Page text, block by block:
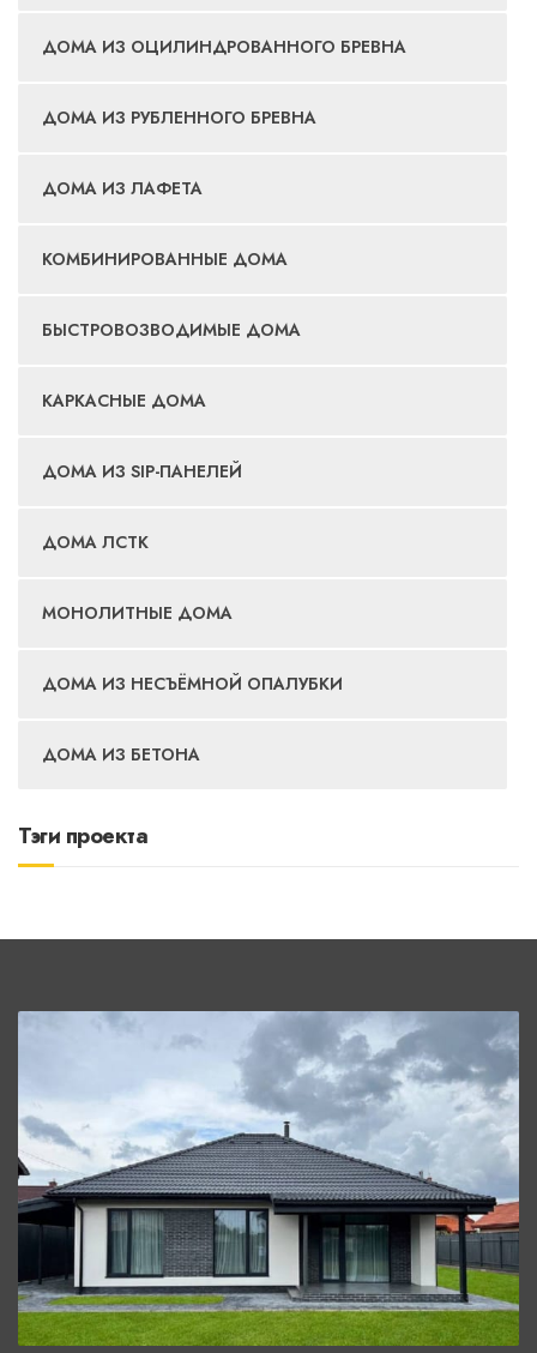
ДОМА ИЗ ОЦИЛИНДРОВАННОГО БРЕВНА
ДОМА ИЗ РУБЛЕННОГО БРЕВНА
ДОМА ИЗ ЛАФЕТА
КОМБИНИРОВАННЫЕ ДОМА
БЫСТРОВОЗВОДИМЫЕ ДОМА
КАРКАСНЫЕ ДОМА
ДОМА ИЗ SIP-ПАНЕЛЕЙ
ДОМА ЛСТК
МОНОЛИТНЫЕ ДОМА
ДОМА ИЗ НЕСЪЁМНОЙ ОПАЛУБКИ
ДОМА ИЗ БЕТОНА
Тэги проекта
СМОТРЕТЬ